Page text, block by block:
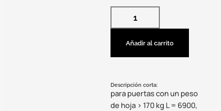
Añadir al carrito
Descripción corta:
para puertas con un peso
de hoja > 170 kg L = 6900,